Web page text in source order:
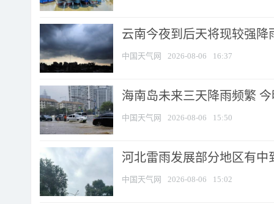
云南今夜到后天将现较强降
中国天气网 2026-08-06 16:37
海南岛未来三天降雨频繁
中国天气网 2026-08-06 15:50
河北雷雨发展部分地区有中
中国天气网 2026-08-06 15:02